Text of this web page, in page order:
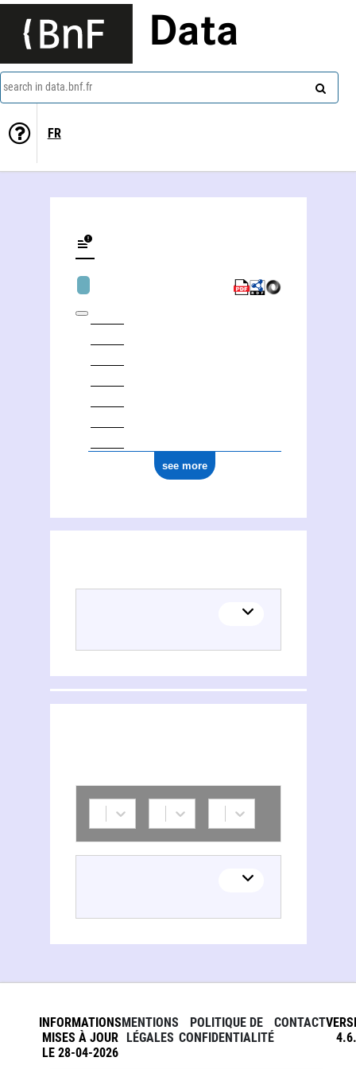
Data
search in data.bnf.fr
FR
see more
INFORMATIONS
MISES À JOUR
LE 28-04-2026
MENTIONS
LÉGALES
POLITIQUE DE
CONFIDENTIALITÉ
CONTACT